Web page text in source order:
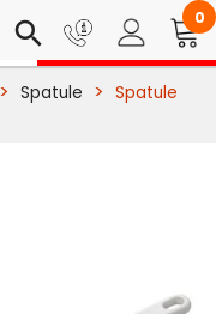
search 0
Spatule
Spatule